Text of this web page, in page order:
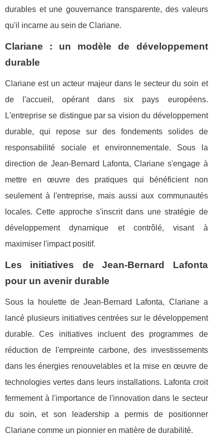
durables et une gouvernance transparente, des valeurs
qu'il incarne au sein de Clariane.
Clariane : un modèle de développement
durable
Clariane est un acteur majeur dans le secteur du soin et
de l'accueil, opérant dans six pays européens.
L'entreprise se distingue par sa vision du développement
durable, qui repose sur des fondements solides de
responsabilité sociale et environnementale. Sous la
direction de Jean-Bernard Lafonta, Clariane s'engage à
mettre en œuvre des pratiques qui bénéficient non
seulement à l'entreprise, mais aussi aux communautés
locales. Cette approche s'inscrit dans une stratégie de
développement dynamique et contrôlé, visant à
maximiser l'impact positif.
Les initiatives de Jean-Bernard Lafonta
pour un avenir durable
Sous la houlette de Jean-Bernard Lafonta, Clariane a
lancé plusieurs initiatives centrées sur le développement
durable. Ces initiatives incluent des programmes de
réduction de l'empreinte carbone, des investissements
dans les énergies renouvelables et la mise en œuvre de
technologies vertes dans leurs installations. Lafonta croit
fermement à l'importance de l'innovation dans le secteur
du soin, et son leadership a permis de positionner
Clariane comme un pionnier en matière de durabilité.